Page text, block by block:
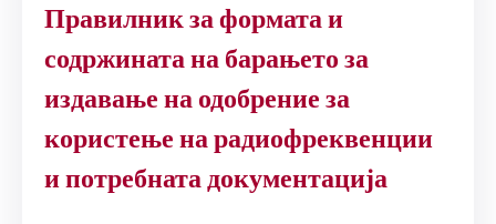
Правилник за формата и
содржината на барањето за
издавање на одобрение за
користење на радиофреквенции
и потребната документација